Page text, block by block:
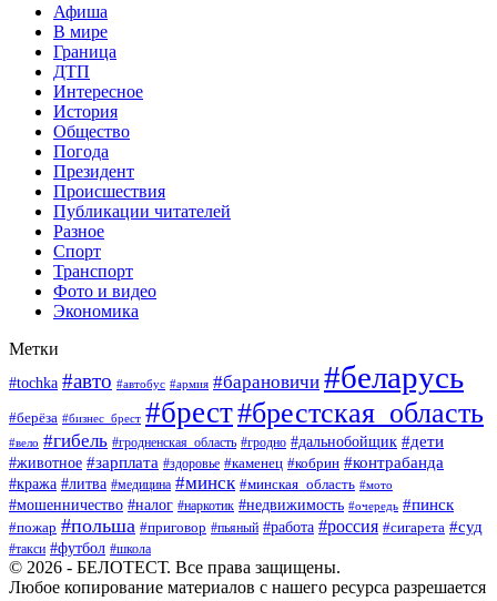
Афиша
В мире
Граница
ДТП
Интересное
История
Общество
Погода
Президент
Происшествия
Публикации читателей
Разное
Спорт
Транспорт
Фото и видео
Экономика
Метки
#tochka #авто #автобус #армия #барановичи #беларусь
#берёза #бизнес_брест #брест#брестская_область
#вело #гибель #гродненская_область #гродно #дальнобойщик #дети
#животное #зарплата #здоровье #каменец #кобрин #контрабанда
#кража #литва #медицина #минск #минская_область #мото
#мошенничество #налог #наркотик #недвижимость #очередь #пинск
#пожар #польша #приговор #пьяный #работа #россия #сигарета #суд
#такси #футбол #школа
© 2026 - БЕЛОТЕСТ. Все права защищены.
Любое копирование материалов с нашего ресурса разрешается